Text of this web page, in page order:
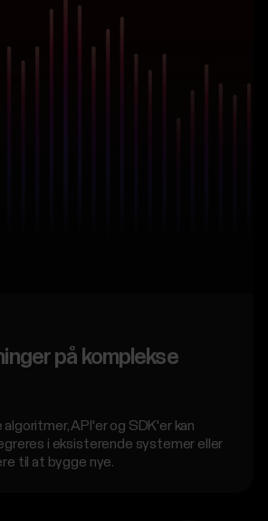
på komplekse
API'er og SDK'er kan
i eksisterende systemer eller
til at bygge nye.